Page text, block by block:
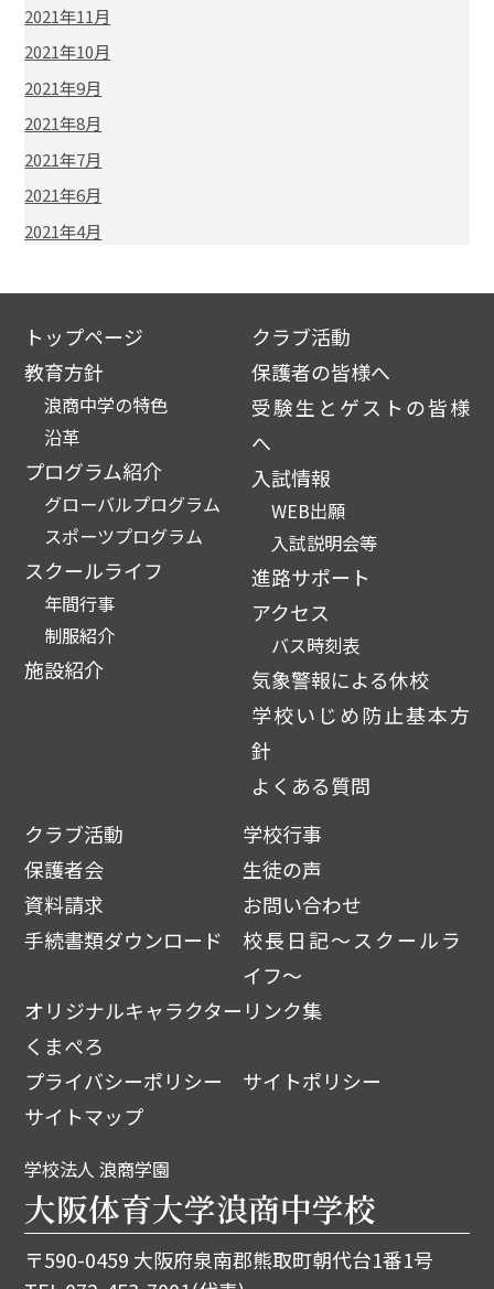
2021年11月
2021年10月
2021年9月
2021年8月
2021年7月
2021年6月
2021年4月
トップページ
教育方針
浪商中学の特色
沿革
プログラム紹介
グローバルプログラム
スポーツプログラム
スクールライフ
年間行事
制服紹介
施設紹介
クラブ活動
保護者の皆様へ
受験生とゲストの皆様
へ
入試情報
WEB出願
入試説明会等
進路サポート
アクセス
バス時刻表
気象警報による休校
学校いじめ防止基本方
針
よくある質問
クラブ活動
学校行事
保護者会
生徒の声
資料請求
お問い合わせ
手続書類ダウンロード
校長日記～スクールラ
イフ～
オリジナルキャラクター
くまぺろ
リンク集
プライバシーポリシー
サイトポリシー
サイトマップ
学校法人 浪商学園
大阪体育大学浪商中学校
〒590-0459 大阪府泉南郡熊取町朝代台1番1号